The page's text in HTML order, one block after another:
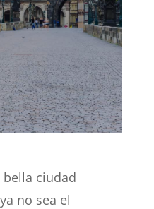
ciudad
no sea el